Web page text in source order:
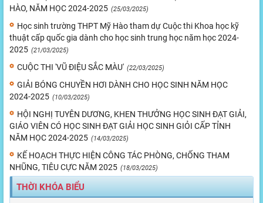
HÀO, NĂM HỌC 2024-2025 (25/03/2025)
Học sinh trường THPT Mỹ Hào tham dự Cuộc thi Khoa học kỹ
thuật cấp quốc gia dành cho học sinh trung học năm học 2024-
2025 (21/03/2025)
CUỘC THI 'VŨ ĐIỆU SẮC MÀU' (22/03/2025)
GIẢI BÓNG CHUYỀN HƠI DÀNH CHO HỌC SINH NĂM HỌC
2024-2025 (10/03/2025)
HỘI NGHỊ TUYÊN DƯƠNG, KHEN THƯỞNG HỌC SINH ĐẠT GIẢI,
GIÁO VIÊN CÓ HỌC SINH ĐẠT GIẢI HỌC SINH GIỎI CẤP TỈNH
NĂM HỌC 2024-2025 (14/03/2025)
KẾ HOẠCH THỰC HIỆN CÔNG TÁC PHÒNG, CHỐNG THAM
NHŨNG, TIÊU CỰC NĂM 2025 (18/03/2025)
THỜI KHÓA BIỂU